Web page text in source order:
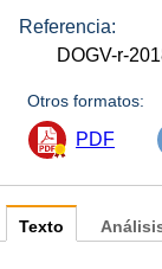
Referencia:
DOGV-r-
Otros formatos:
PDF
Texto